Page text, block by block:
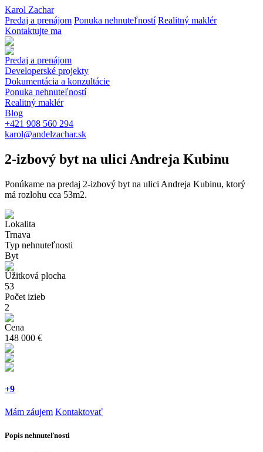
Karol Zachar
Predaj a prenájom Ponuka nehnuteľností Realitný maklér
Kontaktujte ma
Predaj a prenájom
Developerské projekty
Dokumentácia a konzultácie
Ponuka nehnuteľností
Realitný maklér
Blog
+421 908 560 294
karol@andelzachar.sk
2-izbový byt na ulici Andreja Kubinu
Ponúkame na predaj 2-izbový byt na ulici Andreja Kubinu, ktorý
má rozlohu cca 53m2.
Lokalita
Trnava
Typ nehnuteľnosti
Byt
Úžitková plocha
53
Počet izieb
2
Cena
148 000 €
+9
Mám záujem Kontaktovať
Popis nehnuteľnosti